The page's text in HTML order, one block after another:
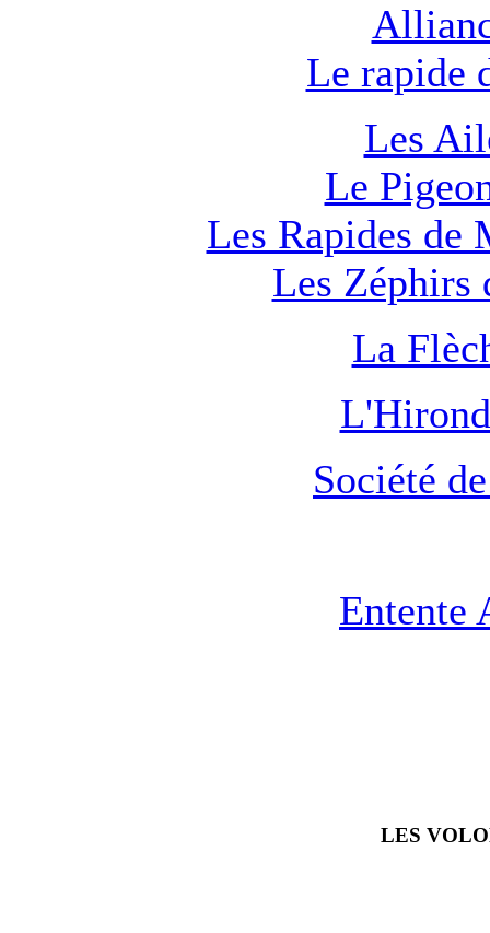
Le rapide
Les
Le
Les Rapides de
Les Zéphirs
La
Société
Entente
LES